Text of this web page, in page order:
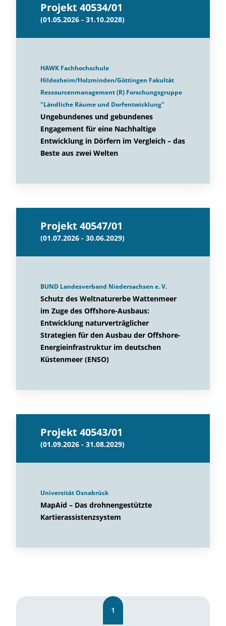
Projekt 40534/01
(01.05.2026 - 31.10.2028)
HAWK Fachhochschule
Hildesheim/Holzminden/Göttingen Fakultät
Ressourcenmanagement (R) Forschungsgruppe
"Ländliche Räume und Dorfentwicklung"
Ungebundenes und gebundenes
Engagement für eine Nachhaltige
Entwicklung in Dörfern im Vergleich – das
Beste aus zwei Welten
Projekt 40547/01
(01.07.2026 - 30.06.2029)
BUND Landesverband Niedersachsen e. V.
Schutz des Weltnaturerbe Wattenmeer
im Zuge des Offshore-Ausbaus:
Entwicklung naturverträglicher
Strategien für den Ausbau der Offshore-
Energieinfrastruktur im deutschen
Küstenmeer (ENSO)
Projekt 40543/01
(01.09.2026 - 31.08.2029)
Universität Osnabrück
MapAid – Das drohnengestützte
Kartierassistenzsystem
1